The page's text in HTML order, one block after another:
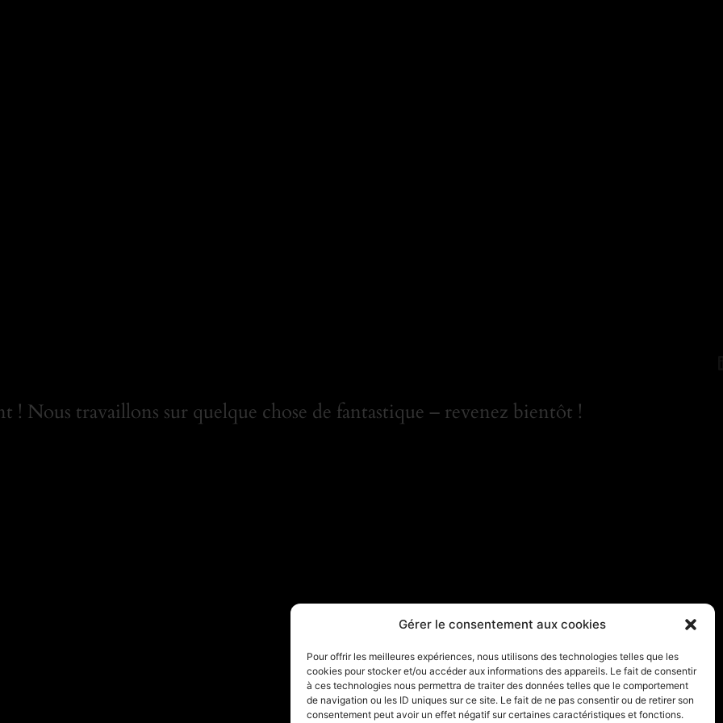
Gérer le consentement aux cookies
Pour offrir les meilleures expériences, nous utilisons des technologies telles que les
cookies pour stocker et/ou accéder aux informations des appareils. Le fait de consentir
à ces technologies nous permettra de traiter des données telles que le comportement
de navigation ou les ID uniques sur ce site. Le fait de ne pas consentir ou de retirer son
consentement peut avoir un effet négatif sur certaines caractéristiques et fonctions.
! Nous travaillons sur quelque chose de fantastique – revenez bientôt !